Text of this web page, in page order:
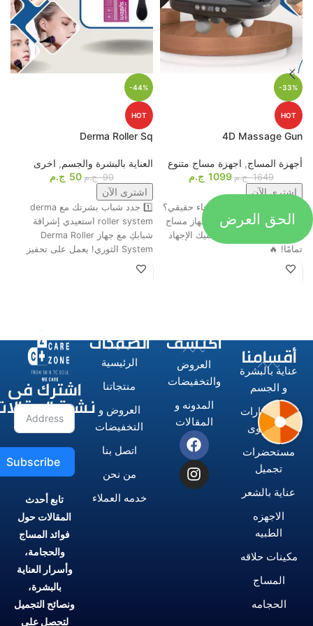
-33%
HOT
4D Massage Gun
أجهزة المساج, اجهزة مساج متنوع
1649 ج.م 1099 ج.م
اشترى الآن
جاهز تحول التعب لاسترخاء حقيقي؟
😍💆‍♂️ وأخيرًا، وصل أقوى جهاز مساج
رباعي الرؤوس اللي هينسيك الإجهاد
تمامًا! 🔥
-44%
HOT
Derma Roller Sq
العناية بالبشرة والجسم, اخرى
90 ج.م 50 ج.م
اشترى الآن
1️⃣ جدد شباب بشرتك مع derma
roller system استعيدي إشراقة
شبابكِ مع جهاز Derma Roller
System الثوري! يعمل على تحفيز
أقسامنا
عناية بالبشرة
و الجسم
الاستشوارات
و المكاوى
مستحضرات
تجميل
عناية بالشعر
الاجهزه
الطبيه
مكينات حلاقه
المساج
الحجامه
اكتشف
العروض
والتخفيضات
المدونه و
المقالات
الصفحات
الرئيسية
منتجاتنا
العروض و
التخفيضات
اتصل بنا
من نحن
خدمه العملاء
الحق العرض
اشترك فى
نشرة
Subscribe
تابع أحدث
المقالات حول
فوائد المساج
والحجامة،
وأسرار العناية
بالبشرة،
ونصائح التجميل
لتحصل على